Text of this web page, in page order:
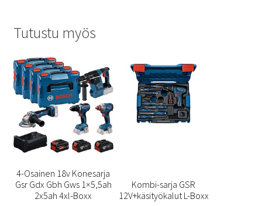
Tutustu myös
4-Osainen 18v Konesarja
Gsr Gdx Gbh Gws 1×5,5ah
2x5ah 4xl-Boxx
Kombi-sarja GSR
12V+käsityökalut L-Boxx